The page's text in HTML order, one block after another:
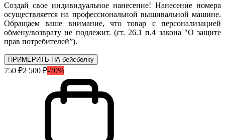
Создай свое индивидуальное нанесение! Нанесение номера
осуществляется на профессиональной вышивальной машине.
Обращаем ваше внимание, что товар с персонализацией
обмену/возврату не подлежит. (ст. 26.1 п.4 закона "О защите
прав потребителей”).
ПРИМЕРИТЬ НА бейсболку
750 ₽2 500 ₽-70%